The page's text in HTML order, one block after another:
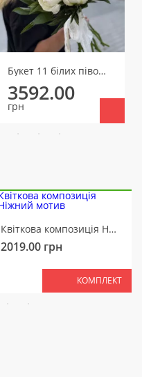
Букет 11 білих півоній
3592.00
грн
Квіткова композиція Ніжний мотив
2019.00 грн
КОМПЛЕКТ